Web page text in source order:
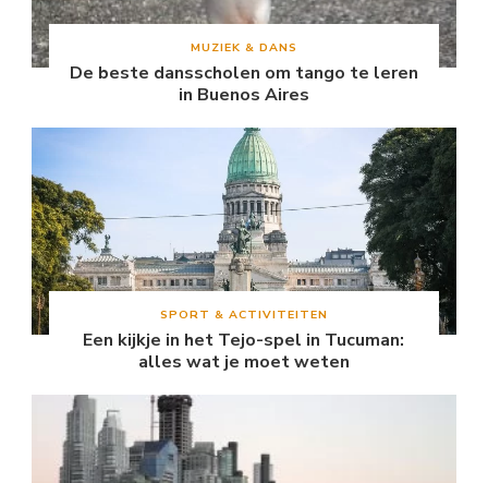
MUZIEK & DANS
De beste dansscholen om tango te leren
in Buenos Aires
SPORT & ACTIVITEITEN
Een kijkje in het Tejo-spel in Tucuman:
alles wat je moet weten